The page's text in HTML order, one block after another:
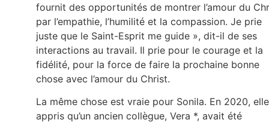
fournit des opportunités de montrer l’amour du
par l’empathie, l’humilité et la compassion. Je prie
juste que le Saint-Esprit me guide », dit-il de ses
interactions au travail. Il prie pour le courage et la
fidélité, pour la force de faire la prochaine bonne
chose avec l’amour du Christ.
La même chose est vraie pour Sonila. En 2020,
appris qu’un ancien collègue, Vera *, avait été